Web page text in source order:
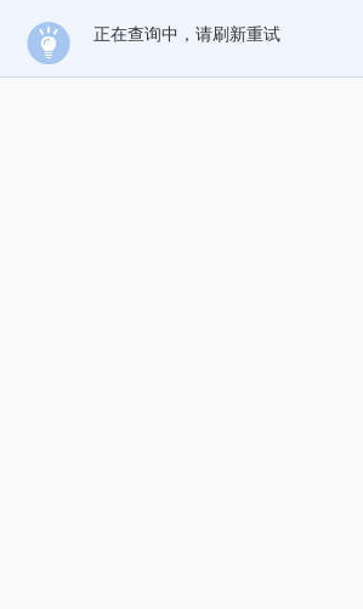
正在查询中，请刷新重试